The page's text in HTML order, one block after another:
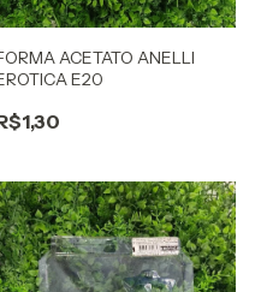
ACETATO ANELLI
E20